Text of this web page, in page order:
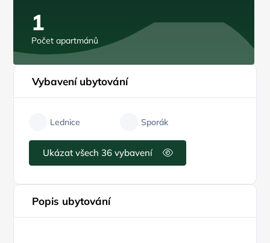
1
Počet apartmánů
Vybavení ubytování
Lednice Sporák
Ukázat všech 36 vybavení
Popis ubytování